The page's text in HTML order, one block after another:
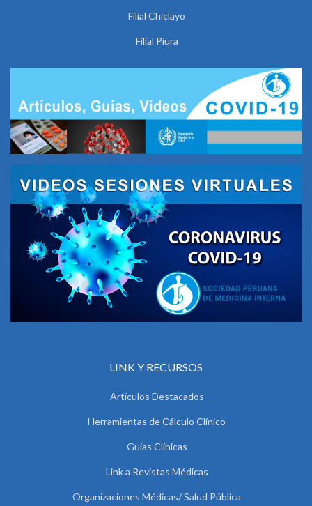
Filial Chiclayo
Filial Piura
LINK Y RECURSOS
Artículos Destacados
Herramientas de Cálculo Clínico
Guías Clínicas
Link a Revistas Médicas
Organizaciones Médicas/ Salud Pública